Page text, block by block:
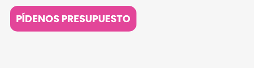
PÍDENOS PRESUPUESTO